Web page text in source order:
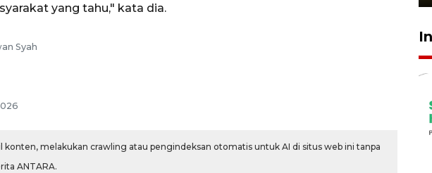
yang tahu," kata dia.
Syah
konten, melakukan crawling atau pengindeksan otomatis untuk AI di situs web ini tanpa
ANTARA.